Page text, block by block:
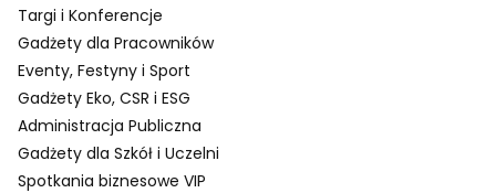
Targi i Konferencje
Gadżety dla Pracowników
Eventy, Festyny i Sport
Gadżety Eko, CSR i ESG
Administracja Publiczna
Gadżety dla Szkół i Uczelni
Spotkania biznesowe VIP